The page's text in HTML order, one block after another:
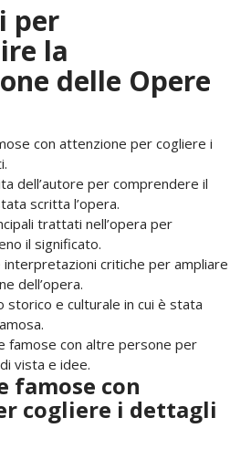
per
la
delle Opere
con attenzione per cogliere i
dell’autore per comprendere il
scritta l’opera.
trattati nell’opera per
il significato.
critiche per ampliare
dell’opera.
storico e culturale in cui è stata
famose con altre persone per
vista e idee.
famose con
cogliere i dettagli